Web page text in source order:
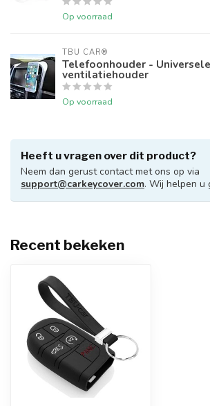
Op voorraad
TBU CAR®
Telefoonhouder - Universele
ventilatiehouder
Op voorraad
Heeft u vragen over dit product?
Neem dan gerust contact met ons op via
support@carkeycover.com. Wij helpen u
Recent bekeken